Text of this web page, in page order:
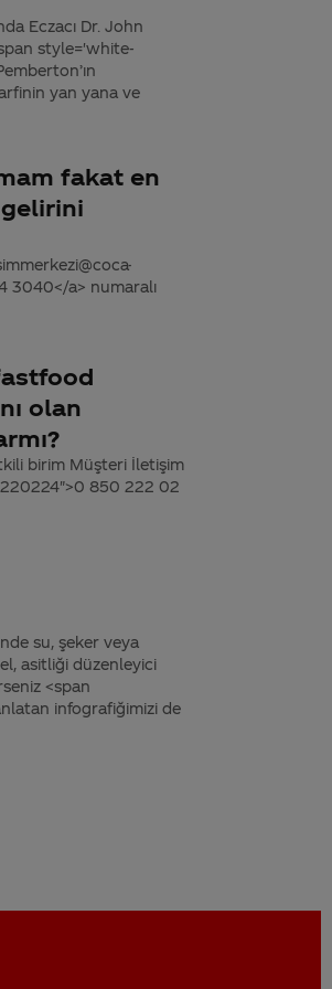
Eczacı Dr. John
style='white-
yan yana ve
fakat en
gelirini
3040</a> numaralı
olan
birim Müşteri İletişim
850 222 02
su, şeker veya
asitliği düzenleyici
<span
infografiğimizi de